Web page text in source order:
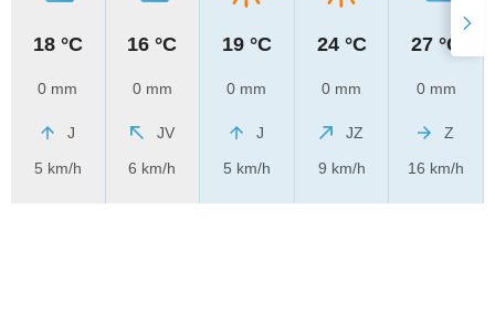
18 °C
0 mm
J
5 km/h
16 °C
0 mm
JV
6 km/h
19 °C
0 mm
J
5 km/h
24 °C
0 mm
JZ
9 km/h
27 °C
0 mm
Z
16 km/h